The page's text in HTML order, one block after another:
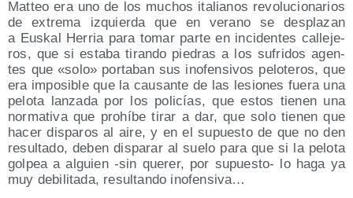
Mat­teo era uno de los muchos ita­lia­nos revo­lu­cio­na­rios
de extre­ma izquier­da que en verano se des­pla­zan
a Eus­kal Herria para tomar par­te en inci­den­tes calle­je­
ros, que si esta­ba tiran­do pie­dras a los sufri­dos agen­
tes que «solo» por­ta­ban sus ino­fen­si­vos pelo­te­ros, que
era impo­si­ble que la cau­san­te de las lesio­nes fue­ra una
pelo­ta lan­za­da por los poli­cías, que estos tie­nen una
nor­ma­ti­va que prohí­be tirar a dar, que solo tie­nen que
hacer dis­pa­ros al aire, y en el supues­to de que no den
resul­ta­do, deben dis­pa­rar al sue­lo para que si la pelo­ta
gol­pea a alguien ‑sin que­rer, por supues­to- lo haga ya
muy debi­li­ta­da, resul­tan­do inofensiva…